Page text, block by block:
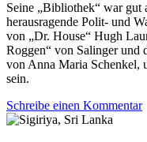
Seine „Bibliothek“ war gut
herausragende Polit- und
von „Dr. House“ Hugh
Roggen“ von Salinger und
von Anna Maria Schenkel,
sein.
Schreibe einen Kommentar